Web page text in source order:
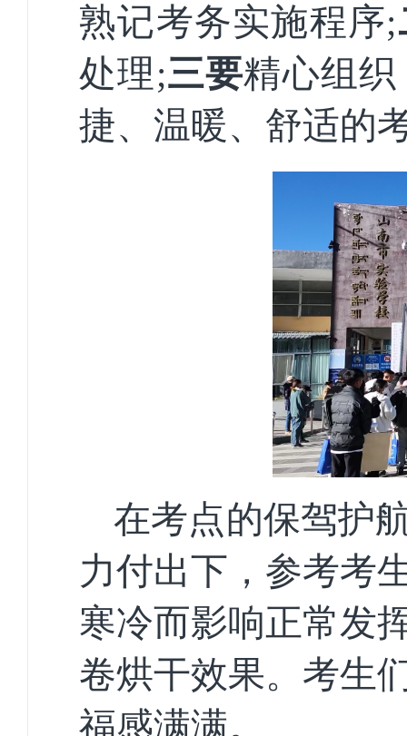
熟记考务实施程序;
处理;三要精心组
捷、温暖、舒适的
在考点的保驾护
力付出下，参考考
寒冷而影响正常发
卷烘干效果。考生
福感满满。